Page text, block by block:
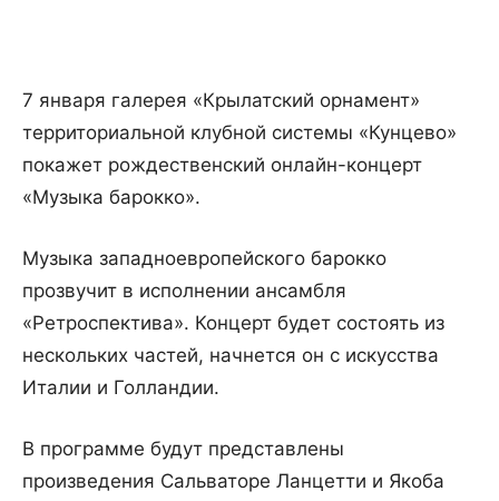
7 января галерея «Крылатский орнамент»
территориальной клубной системы «Кунцево»
покажет рождественский онлайн-концерт
«Музыка барокко».
Музыка западноевропейского барокко
прозвучит в исполнении ансамбля
«Ретроспектива». Концерт будет состоять из
нескольких частей, начнется он с искусства
Италии и Голландии.
В программе будут представлены
произведения Сальваторе Ланцетти и Якоба